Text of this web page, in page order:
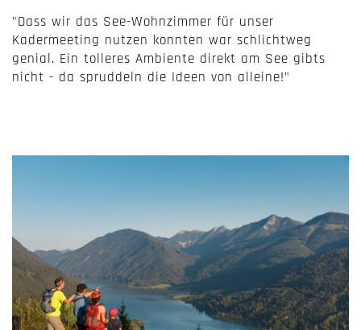
"Dass wir das See-Wohnzimmer für unser
Kadermeeting nutzen konnten war schlichtweg
genial. Ein tolleres Ambiente direkt am See gibts
nicht - da spruddeln die Ideen von alleine!"